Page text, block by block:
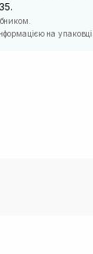
на упаковці.